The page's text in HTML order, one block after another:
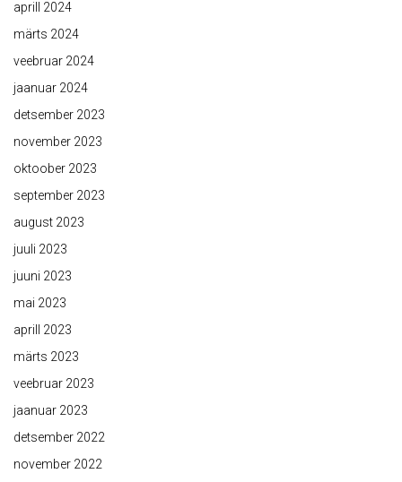
aprill 2024
märts 2024
veebruar 2024
jaanuar 2024
detsember 2023
november 2023
oktoober 2023
september 2023
august 2023
juuli 2023
juuni 2023
mai 2023
aprill 2023
märts 2023
veebruar 2023
jaanuar 2023
detsember 2022
november 2022